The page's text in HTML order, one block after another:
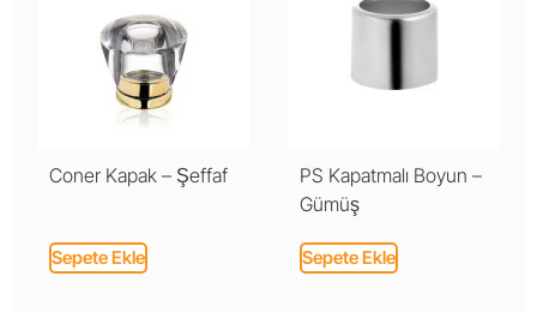
Coner Kapak – Şeffaf
Sepete Ekle
PS Kapatmalı Boyun –
Gümüş
Sepete Ekle